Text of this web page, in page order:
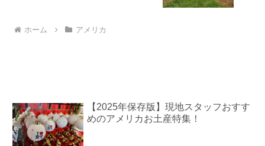
ホーム アメリカ
【2025年保存版】現地スタッフおすす
めのアメリカお土産特集！